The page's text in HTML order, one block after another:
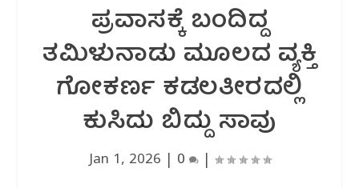
ಪ್ರವಾಸಕ್ಕೆ ಬಂದಿದ್ದ
ತಮಿಳುನಾಡು ಮೂಲದ ವ್ಯಕ್ತಿ
ಗೋಕರ್ಣ ಕಡಲತೀರದಲ್ಲಿ
ಕುಸಿದು ಬಿದ್ದು ಸಾವು
Jan 1, 2026 0 |